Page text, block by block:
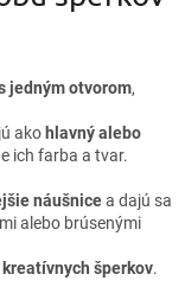
jedným otvorom,
ako hlavný alebo
ich farba a tvar.
náušnicea dajú sa
alebo brúsenými
šperkov.